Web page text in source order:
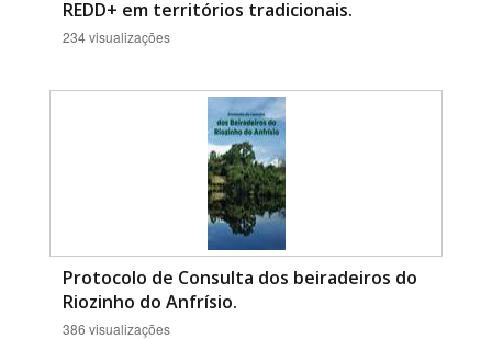
REDD+ em territórios tradicionais.
234 visualizações
Protocolo de Consulta dos beiradeiros do
Riozinho do Anfrísio.
386 visualizações